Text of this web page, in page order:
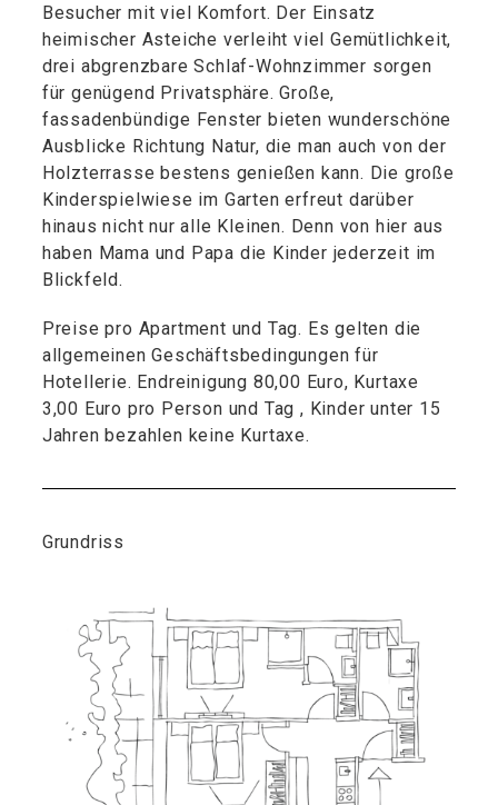
Besucher mit viel Komfort. Der Einsatz
heimischer Asteiche verleiht viel Gemütlichkeit,
drei abgrenzbare Schlaf-Wohnzimmer sorgen
für genügend Privatsphäre. Große,
fassadenbündige Fenster bieten wunderschöne
Ausblicke Richtung Natur, die man auch von der
Holzterrasse bestens genießen kann. Die große
Kinderspielwiese im Garten erfreut darüber
hinaus nicht nur alle Kleinen. Denn von hier aus
haben Mama und Papa die Kinder jederzeit im
Blickfeld.
Preise pro Apartment und Tag. Es gelten die
allgemeinen Geschäftsbedingungen für
Hotellerie. Endreinigung 80,00 Euro, Kurtaxe
3,00 Euro pro Person und Tag , Kinder unter 15
Jahren bezahlen keine Kurtaxe.
Grundriss